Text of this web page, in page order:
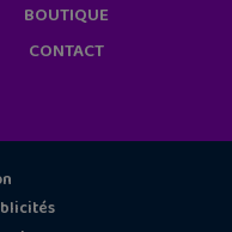
BOUTIQUE
CONTACT